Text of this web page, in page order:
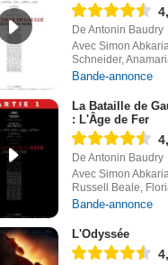
De Antonin Baudry
Avec Simon
Schneider,
Bande-annonce
La Bataille de
: L'Âge de Fer
De Antonin Baudry
Avec Simon
Russell Beale,
Bande-annonce
L'Odyssée